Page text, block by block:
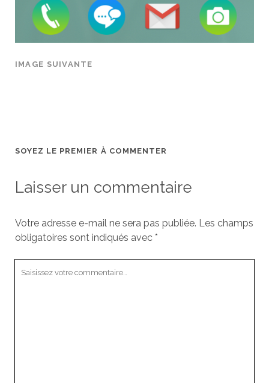
IMAGE SUIVANTE
SOYEZ LE PREMIER À COMMENTER
Laisser un commentaire
Votre adresse e-mail ne sera pas publiée. Les champs
obligatoires sont indiqués avec *